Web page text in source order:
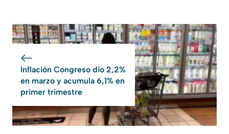
Inflación Congreso dio 2,2%
en marzo y acumula 6,1% en
primer trimestre